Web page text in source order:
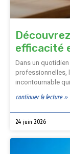
efficacité
Dans un
professionnelles,
incontournable
continuer la lecture »
24 juin 2026